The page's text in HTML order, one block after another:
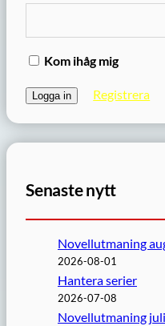
Kom ihåg mig
Registrera
Senaste nytt
Novellutmaning
2026-08-01
Hantera serier
2026-07-08
Novellutmaning